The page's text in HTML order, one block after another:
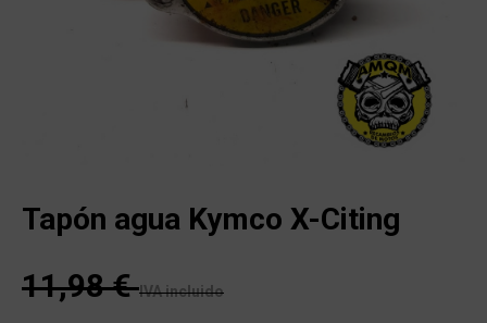
Tapón agua Kymco X-Citing
11,98€ IVA incluido